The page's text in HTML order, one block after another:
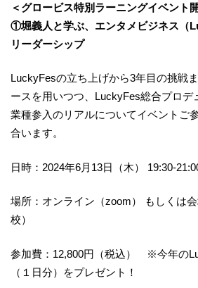
＜グロービス特別ラーニングイベント
①堀義人と学ぶ、エンタメビジネス（
リーダーシップ
LuckyFesの立ち上げから3年目の挑戦
ースを用いつつ、LuckyFes総合プロデ
業種参入のリアルについてイベントご
合います。
日時：2024年6月13日（木） 19:30-
場所：オンライン（zoom） もしくは
校）
参加費：12,800円（税込） ※今年の
（１日分）をプレゼント！